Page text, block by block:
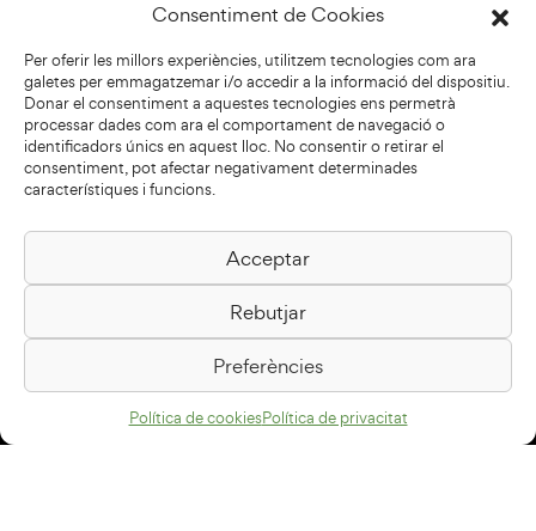
Consentiment de Cookies
Per oferir les millors experiències, utilitzem tecnologies com ara
galetes per emmagatzemar i/o accedir a la informació del dispositiu.
Donar el consentiment a aquestes tecnologies ens permetrà
processar dades com ara el comportament de navegació o
identificadors únics en aquest lloc. No consentir o retirar el
consentiment, pot afectar negativament determinades
característiques i funcions.
Acceptar
Rebutjar
Preferències
Política de cookiesPolítica de privacitat
Biblioteca Pilarin Bayés
Passeig de la Generalitat, 1
08500 Vic